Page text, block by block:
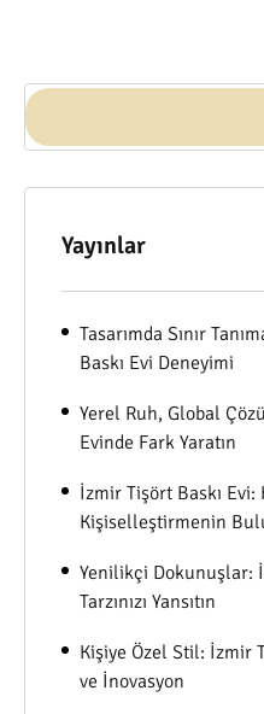
Yayınlar
Tasarımda Sınır
Baskı Evi Deneyimi
Yerel Ruh, Global
Evinde Fark Yaratın
İzmir Tişört Baskı Evi:
Kişiselleştirmenin
Yenilikçi Dokunuşlar:
Tarzınızı Yansıtın
Kişiye Özel Stil: İzmir
ve İnovasyon